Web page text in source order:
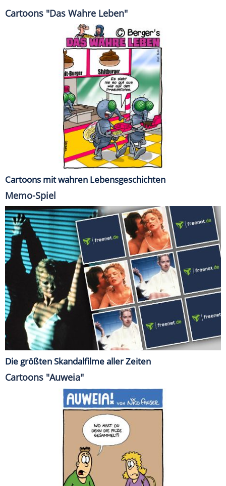
Cartoons "Das Wahre Leben"
Cartoons mit wahren Lebensgeschichten
Memo-Spiel
Die größten Skandalfilme aller Zeiten
Cartoons "Auweia"